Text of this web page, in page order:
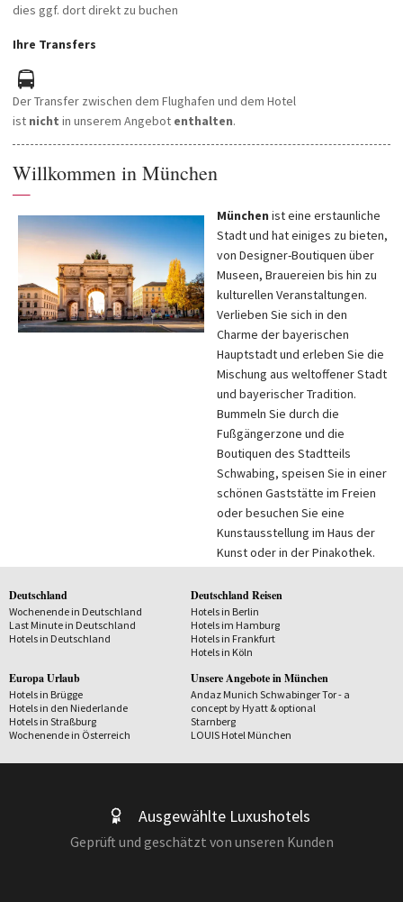
dies ggf. dort direkt zu buchen
Ihre Transfers
Der Transfer zwischen dem Flughafen und dem Hotel
ist nicht in unserem Angebot enthalten.
Willkommen in München
—
München ist eine erstaunliche
Stadt und hat einiges zu bieten,
von Designer-Boutiquen über
Museen, Brauereien bis hin zu
kulturellen Veranstaltungen.
Verlieben Sie sich in den
Charme der bayerischen
Hauptstadt und erleben Sie die
Mischung aus weltoffener Stadt
und bayerischer Tradition.
Bummeln Sie durch die
Fußgängerzone und die
Boutiquen des Stadtteils
Schwabing, speisen Sie in einer
schönen Gaststätte im Freien
oder besuchen Sie eine
Kunstausstellung im Haus der
Kunst oder in der Pinakothek.
Deutschland
Wochenende in Deutschland
Last Minute in Deutschland
Hotels in Deutschland
Deutschland Reisen
Hotels in Berlin
Hotels im Hamburg
Hotels in Frankfurt
Hotels in Köln
Europa Urlaub
Hotels in Brügge
Hotels in den Niederlande
Hotels in Straßburg
Wochenende in Österreich
Unsere Angebote in München
Andaz Munich Schwabinger Tor - a
concept by Hyatt & optional
Starnberg
LOUIS Hotel München
Ausgewählte Luxushotels
Geprüft und geschätzt von unseren Kunden